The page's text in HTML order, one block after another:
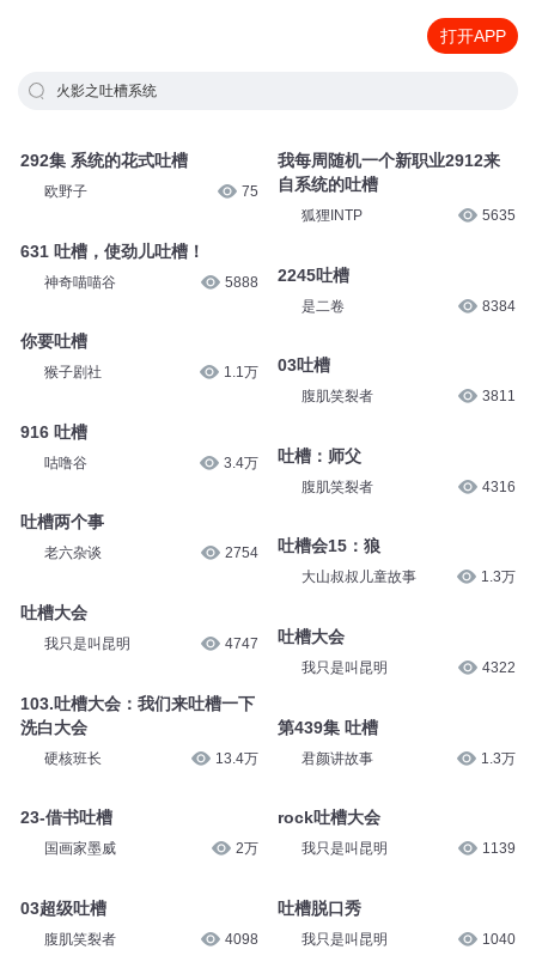
打开APP
火影之吐槽系统
292集 系统的花式吐槽
欧野子 75
631 吐槽，使劲儿吐槽！
神奇喵喵谷 5888
你要吐槽
猴子剧社 1.1万
916 吐槽
咕噜谷 3.4万
吐槽两个事
老六杂谈 2754
吐槽大会
我只是叫昆明 4747
103.吐槽大会：我们来吐槽一下
洗白大会
硬核班长 13.4万
23-借书吐槽
国画家墨威 2万
03超级吐槽
腹肌笑裂者 4098
我每周随机一个新职业2912来
自系统的吐槽
狐狸INTP 5635
2245吐槽
是二卷 8384
03吐槽
腹肌笑裂者 3811
吐槽：师父
腹肌笑裂者 4316
吐槽会15：狼
大山叔叔儿童故事 1.3万
吐槽大会
我只是叫昆明 4322
第439集 吐槽
君颜讲故事 1.3万
rock吐槽大会
我只是叫昆明 1139
吐槽脱口秀
我只是叫昆明 1040